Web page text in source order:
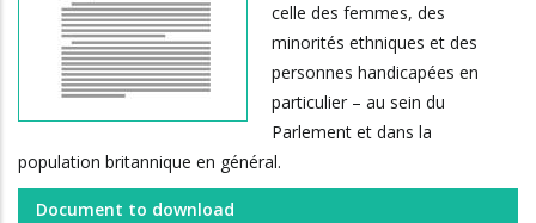
celle des femmes, des
minorités ethniques et des
personnes handicapées en
particulier – au sein du
Parlement et dans la
population britannique en général.
Document to download